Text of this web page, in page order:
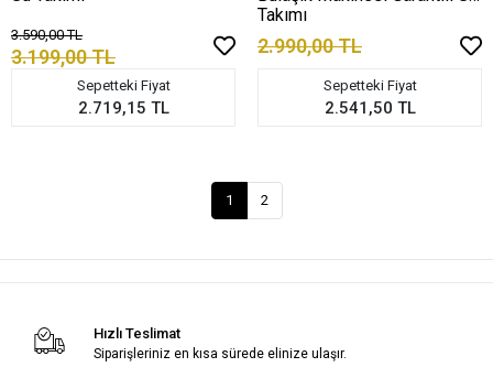
3.590,00 TL
3.199,00 TL
Sepetteki Fiyat
2.719,15 TL
Takımı
2.990,00 TL
Sepetteki Fiyat
2.541,50 TL
1 2
Hızlı Teslimat
Siparişleriniz en kısa sürede elinize ulaşır.